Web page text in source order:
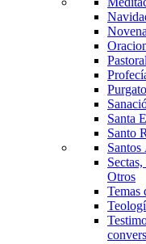
Pastoral
Santa
Santo
Santos
Otros
Temas